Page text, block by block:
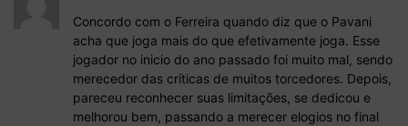
Concordo com o Ferreira quando diz que o Pavani
acha que joga mais do que efetivamente joga. Esse
jogador no inicio do ano passado foi muito mal, sendo
merecedor das críticas de muitos torcedores. Depois,
pareceu reconhecer suas limitações, se dedicou e
melhorou bem, passando a merecer elogios no final